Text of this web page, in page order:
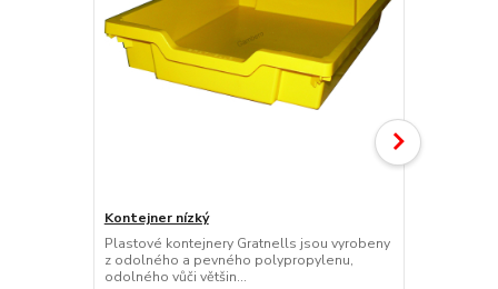
Kontejner nízký
Plastové kontejnery Gratnells jsou vyrobeny
z odolného a pevného polypropylenu,
odolného vůči většin...